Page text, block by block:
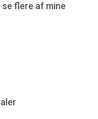
flere af mine